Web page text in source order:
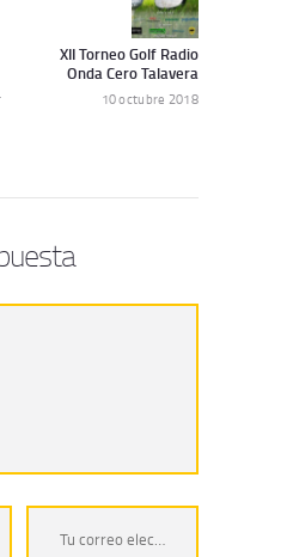
XII Torneo Golf Radio
Onda Cero Talavera
10 octubre 2018